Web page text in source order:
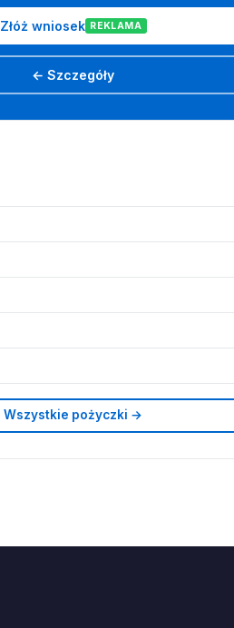
Złóż wniosek REKLAMA
← Szczegóły
Wszystkie pożyczki →